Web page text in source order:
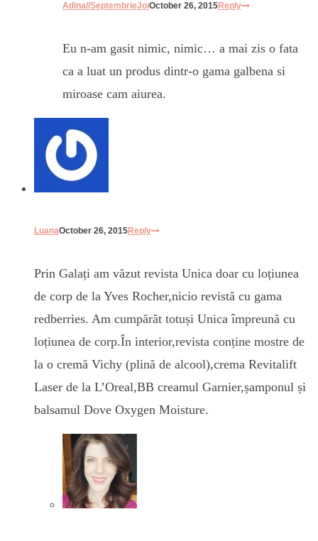
Adina//SeptembrieJoiOctober 26, 2015Reply
Eu n-am gasit nimic, nimic… a mai zis o fata
ca a luat un produs dintr-o gama galbena si
miroase cam aiurea.
LuanaOctober 26, 2015Reply
Prin Galați am văzut revista Unica doar cu loțiunea
de corp de la Yves Rocher,nicio revistă cu gama
redberries. Am cumpărăt totuși Unica împreună cu
loțiunea de corp.În interior,revista conține mostre de
la o cremă Vichy (plină de alcool),crema Revitalift
Laser de la L’Oreal,BB creamul Garnier,șamponul și
balsamul Dove Oxygen Moisture.